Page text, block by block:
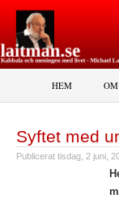
HEM OM
Syftet med
Publicerat tisdag, 2 juni,